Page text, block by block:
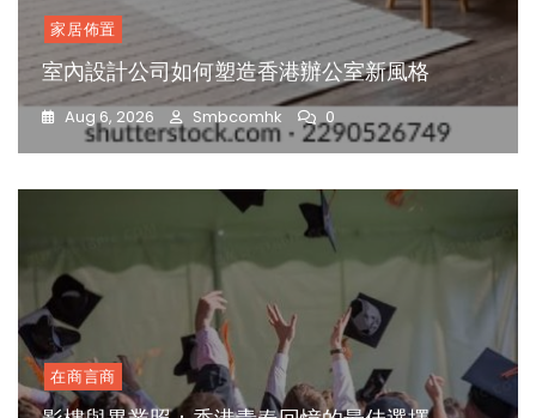
家居佈置
室內設計公司如何塑造香港辦公室新風格
Aug 6, 2026 Smbcomhk 0
在商言商